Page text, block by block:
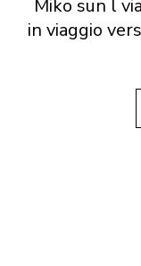
Miko sun l
in viaggio